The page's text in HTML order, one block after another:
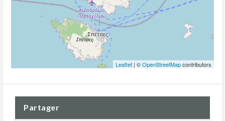
Leaflet | ©OpenStreetMapcontributors
Partager